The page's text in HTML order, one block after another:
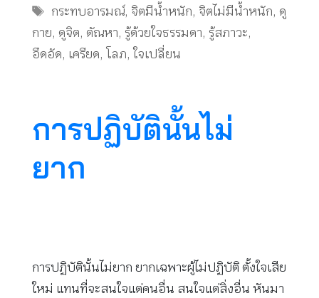
Tags
กระทบอารมณ์, จิตมีน้ำหนัก, จิตไม่มีน้ำหนัก, ดู
กาย, ดูจิต, ตัณหา, รู้ด้วยใจธรรมดา, รู้สภาวะ,
อึดอัด, เครียด, โลภ, ใจเปลี่ยน
การปฏิบัตินั้นไม่
ยาก
การปฏิบัตินั้นไม่ยาก ยากเฉพาะผู้ไม่ปฏิบัติ ตั้งใจเสีย
ใหม่ แทนที่จะสนใจแต่คนอื่น สนใจแต่สิ่งอื่น หันมา